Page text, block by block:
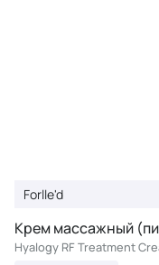
Forlle'd
Крем массажный
Hyalogy RF Treatment